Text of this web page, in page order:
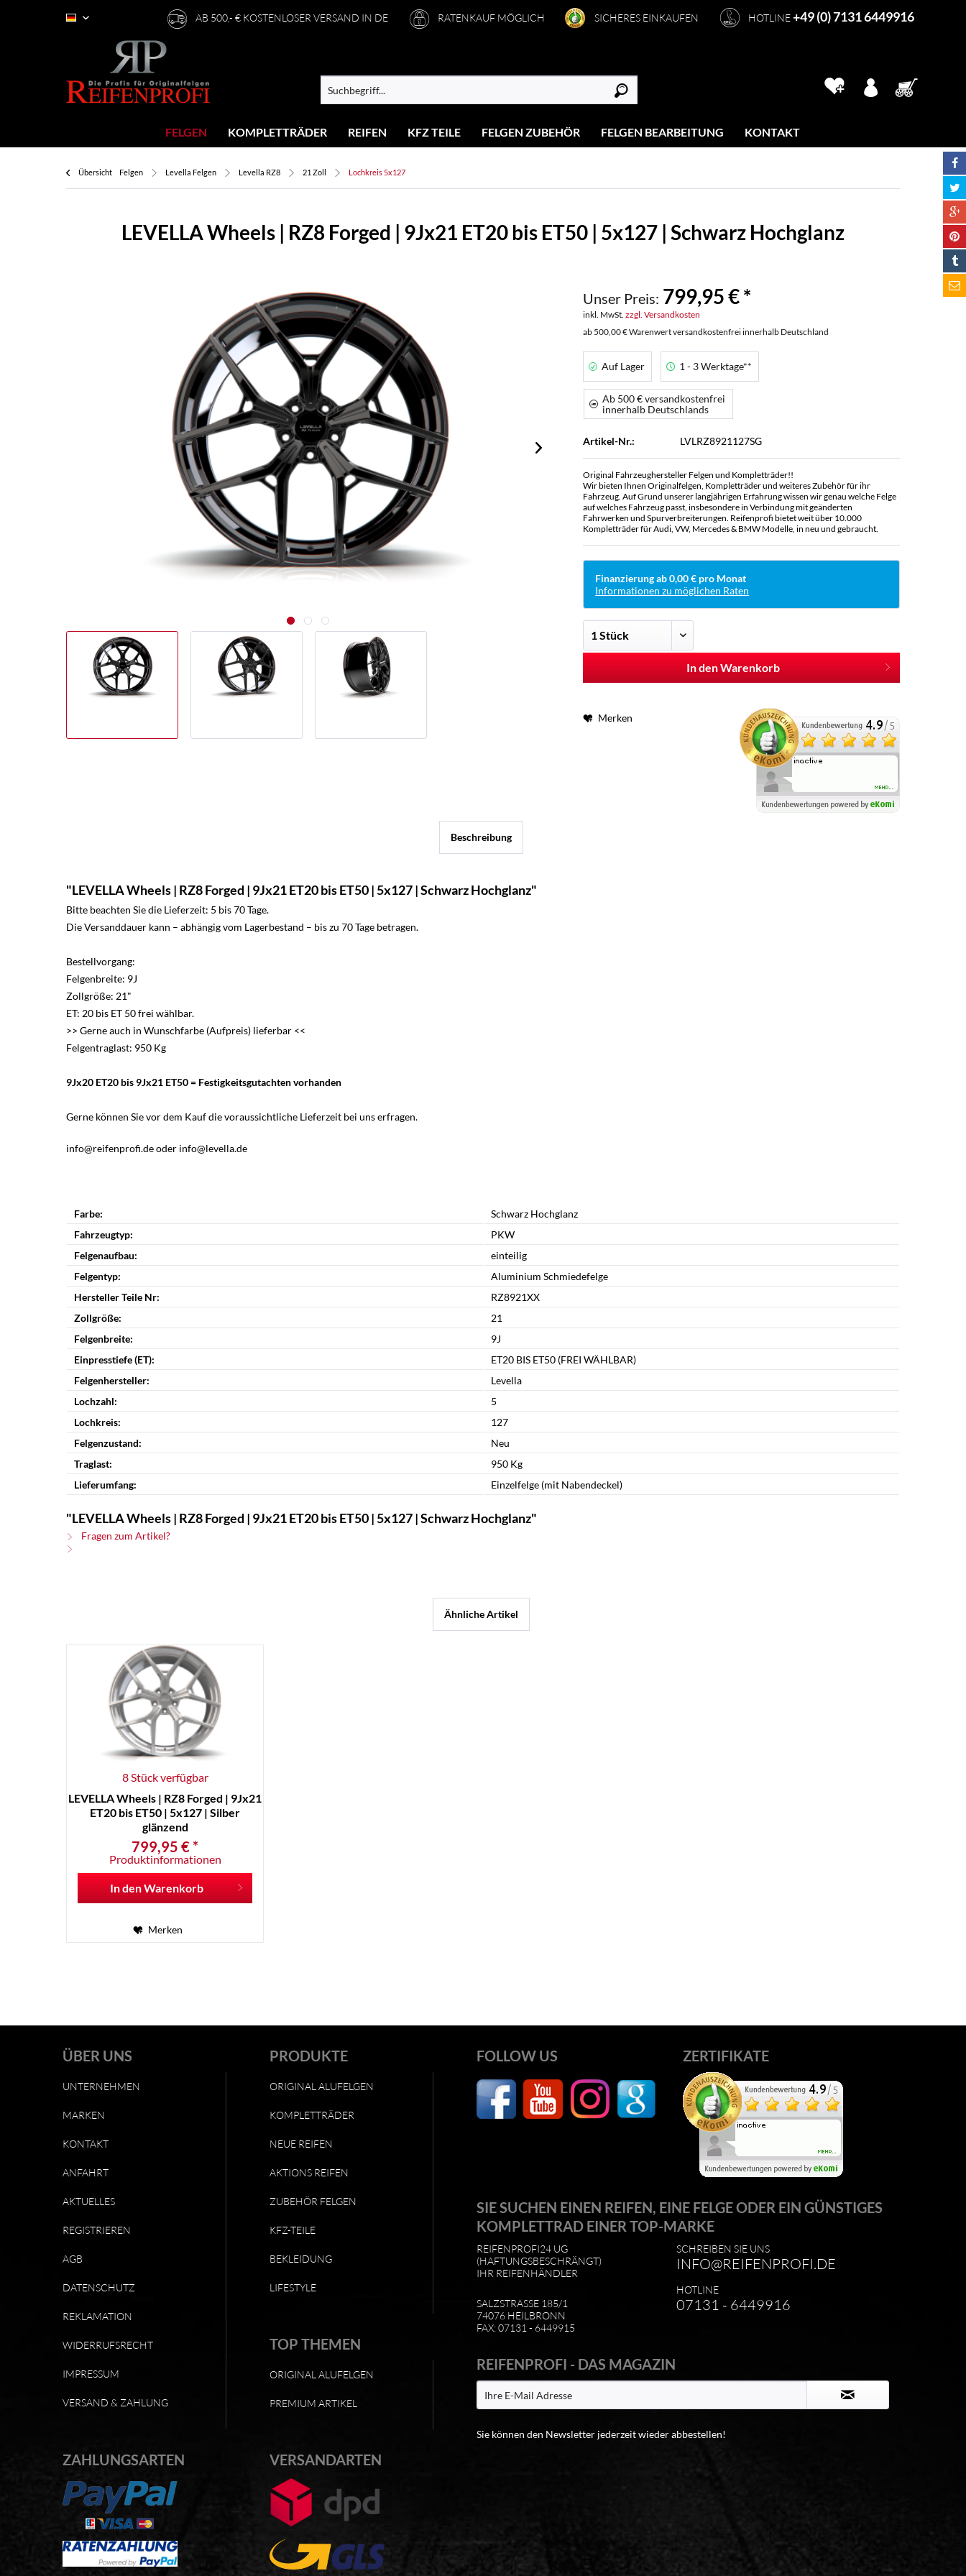
AB 500,- € KOSTENLOSER VERSAND IN DE RATENKAUF MÖGLICH SICHERES EINKAUFEN HOTLINE+49 (0) 7131 6449916
Deutsch
FELGEN KOMPLETTRÄDER REIFEN KFZ TEILE FELGEN ZUBEHÖR FELGEN BEARBEITUNG KONTAKT
Übersicht Felgen Levella Felgen Levella RZ8 21 Zoll Lochkreis 5x127
LEVELLA Wheels | RZ8 Forged | 9Jx21 ET20 bis ET50 | 5x127 | Schwarz Hochglanz
Unser Preis: 799,95 € *
inkl. MwSt.zzgl. Versandkosten
ab 500,00 € Warenwert versandkostenfrei innerhalb Deutschland
Auf Lager 1 - 3 Werktage**
Ab 500 € versandkostenfrei
innerhalb Deutschlands
Artikel-Nr.: LVLRZ8921127SG
Original Fahrzeughersteller Felgen und Kompletträder!!
Wir bieten Ihnen Originalfelgen, Kompletträder und weiteres Zubehör für ihr
Fahrzeug. Auf Grund unserer langjährigen Erfahrung wissen wir genau welche Felge
auf welches Fahrzeug passt, insbesondere in Verbindung mit geänderten
Fahrwerken und Spurverbreiterungen. Reifenprofi bietet weit über 10.000
Kompletträder für Audi, VW, Mercedes & BMW Modelle, in neu und gebraucht.
Finanzierung ab 0,00 € pro Monat
Informationen zu möglichen Raten
In den Warenkorb
Merken
Beschreibung
"LEVELLA Wheels | RZ8 Forged | 9Jx21 ET20 bis ET50 | 5x127 | Schwarz Hochglanz"
Bitte beachten Sie die Lieferzeit: 5 bis 70 Tage.
Die Versanddauer kann – abhängig vom Lagerbestand – bis zu 70 Tage betragen.
Bestellvorgang:
Felgenbreite: 9J
Zollgröße: 21"
ET: 20 bis ET 50 frei wählbar.
>> Gerne auch in Wunschfarbe (Aufpreis) lieferbar <<
Felgentraglast: 950 Kg
9Jx20 ET20 bis 9Jx21 ET50 = Festigkeitsgutachten vorhanden
Gerne können Sie vor dem Kauf die voraussichtliche Lieferzeit bei uns erfragen.
info@reifenprofi.de oder info@levella.de
Farbe:
Schwarz Hochglanz
Fahrzeugtyp:
PKW
Felgenaufbau:
einteilig
Felgentyp:
Aluminium Schmiedefelge
Hersteller Teile Nr:
RZ8921XX
Zollgröße:
21
Felgenbreite:
9J
Einpresstiefe (ET):
ET20 BIS ET50 (FREI WÄHLBAR)
Felgenhersteller:
Levella
Lochzahl:
5
Lochkreis:
127
Felgenzustand:
Neu
Traglast:
950 Kg
Lieferumfang:
Einzelfelge (mit Nabendeckel)
"LEVELLA Wheels | RZ8 Forged | 9Jx21 ET20 bis ET50 | 5x127 | Schwarz Hochglanz"
Fragen zum Artikel?
Ähnliche Artikel
8 Stück verfügbar
LEVELLA Wheels | RZ8 Forged | 9Jx21
ET20 bis ET50 | 5x127 | Silber
glänzend
799,95 € *
Produktinformationen
In denWarenkorb
Merken
ÜBER UNS
UNTERNEHMEN
MARKEN
KONTAKT
ANFAHRT
AKTUELLES
REGISTRIEREN
AGB
DATENSCHUTZ
REKLAMATION
WIDERRUFSRECHT
IMPRESSUM
VERSAND & ZAHLUNG
PRODUKTE
ORIGINAL ALUFELGEN
KOMPLETTRÄDER
NEUE REIFEN
AKTIONS REIFEN
ZUBEHÖR FELGEN
KFZ-TEILE
BEKLEIDUNG
LIFESTYLE
TOP THEMEN
ORIGINAL ALUFELGEN
PREMIUM ARTIKEL
ZAHLUNGSARTEN VERSANDARTEN
FOLLOW US ZERTIFIKATE
SIE SUCHEN EINEN REIFEN, EINE FELGE ODER EIN GÜNSTIGES
KOMPLETTRAD EINER TOP-MARKE
REIFENPROFI24 UG
(HAFTUNGSBESCHRÄNGT)
IHR REIFENHÄNDLER
SALZSTRASSE 185/1
74076 HEILBRONN
FAX: 07131 - 6449915
SCHREIBEN SIE UNS
INFO@REIFENPROFI.DE
HOTLINE
07131 - 6449916
REIFENPROFI - DAS MAGAZIN
Sie können den Newsletter jederzeit wieder abbestellen!